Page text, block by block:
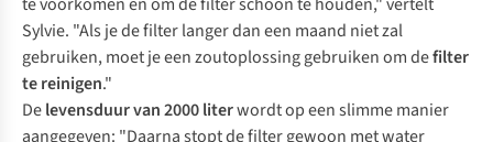
Sylvie. "Als je de filter langer dan een maand niet zal
gebruiken, moet je een zoutoplossing gebruiken om defilter
te reinigen."
Delevensduur van 2000 literwordt op een slimme manier
aangegeven: "Daarna stopt de filter gewoon met water